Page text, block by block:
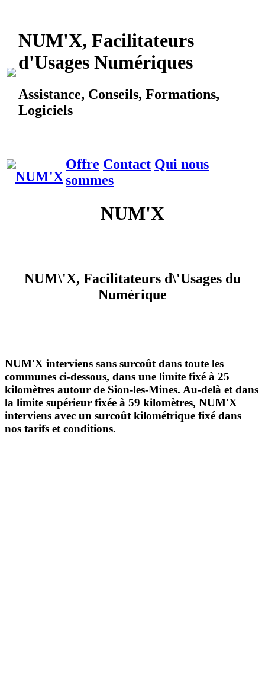
NUM'X, Facilitateurs
d'Usages Numériques
Assistance, Conseils, Formations,
Logiciels
Offre Contact Qui nous
sommes
NUM'X
NUM\'X, Facilitateurs d\'Usages du
Numérique
NUM'X interviens sans surcoût dans toute les
communes ci-dessous, dans une limite fixé à 25
kilomètres autour de Sion-les-Mines. Au-delà et dans
la limite supérieur fixée à 59 kilomètres, NUM'X
interviens avec un surcoût kilométrique fixé dans
nos tarifs et conditions.